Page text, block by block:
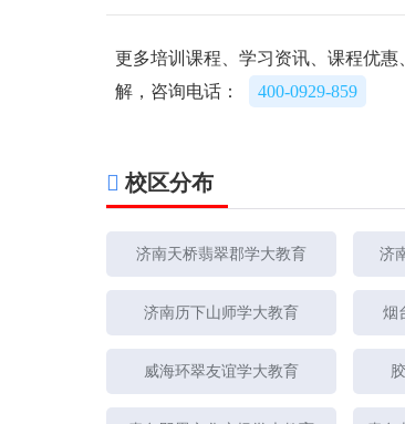
更多培训课程、学习资讯、课程优
解，咨询电话：
400-0929-859
校区分布
济南天桥翡翠郡学大教育 济
济南历下山师学大教育 烟
威海环翠友谊学大教育